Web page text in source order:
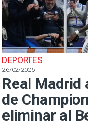
DEPORTES
26/02/2026
Real Madrid
de
eliminar al